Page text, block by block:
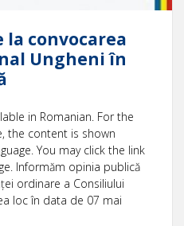
convocarea
Ungheni în
in Romanian. For the
the content is shown
You may click the link
Informăm opinia publică
ordinare a Consiliului
loc în data de 07 mai